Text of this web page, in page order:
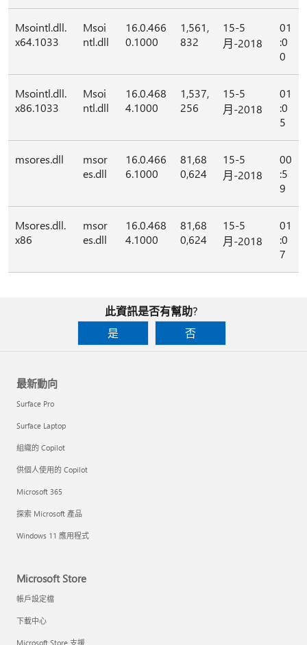
Msointl.dll.
x64.1033
Msoi
ntl.dll
16.0.466
0.1000
1,561,
832
15-5
月-2018
01
:0
0
Msointl.dll.
x86.1033
Msoi
ntl.dll
16.0.468
4.1000
1,537,
256
15-5
月-2018
01
:0
5
msores.dll
msor
es.dll
16.0.466
6.1000
81,68
0,624
15-5
月-2018
00
:5
9
Msores.dll.
x86
msor
es.dll
16.0.468
4.1000
81,68
0,624
15-5
月-2018
01
:0
7
此資訊是否有幫助?
是
否
最新動向
Surface Pro
Surface Laptop
組織的 Copilot
供個人使用的 Copilot
Microsoft 365
探索 Microsoft 產品
Windows 11 應用程式
Microsoft Store
帳戶設定檔
下載中心
Microsoft Store 支援